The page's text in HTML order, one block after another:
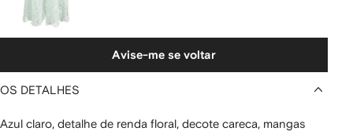
renda
Avise-me se voltar
OS DETALHES
Azul claro, detalhe de renda floral, decote careca, mangas